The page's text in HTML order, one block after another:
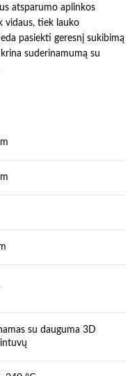
atsparumo aplinkos
vidaus, tiek lauko
pasiekti geresnį sukibimą
suderinamumą su
su dauguma 3D